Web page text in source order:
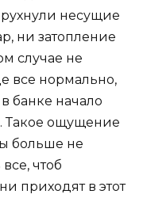
несущие
ни затопление
случае не
все нормально,
банке начало
Такое ощущение
больше не
чтоб
приходят в этот